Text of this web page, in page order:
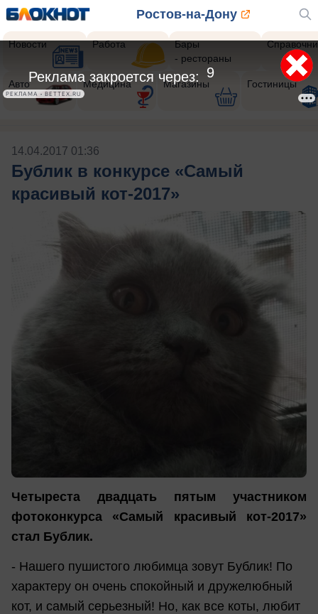
Ростов-на-Дону
Новости Работа
Бары
- рестораны
Авто Медицина Магазины Гостиницы
14.04.2017 01:36
Бублик в конкурсе «Самый
красивый кот-2017»
Четыреста двадцать пятым участником
фотоконкурса «Самый красивый кот-2017»
стал Бублик.
- Нашего пушистого любимца зовут Бублик! По
характеру он очень спокойный и дружелюбный
кот, и самый серьезный! Но, как все коты, любит
8
Реклама закроется через:
РЕКЛАМА • BETTEX.RU